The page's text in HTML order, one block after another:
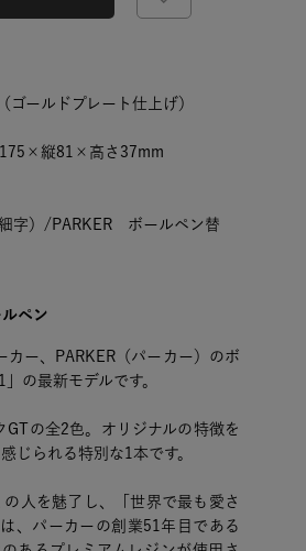
ールドプレート仕上げ）
縦81×高さ37mm
字）/PARKER ボールペン替
ペン
ー、PARKER（パーカー）のボ
の最新モデルです。
GTの全2色。オリジナルの特徴を
じられる特別な1本です。
人を魅了し、「世界で最も愛さ
、パーカーの創業51年目である